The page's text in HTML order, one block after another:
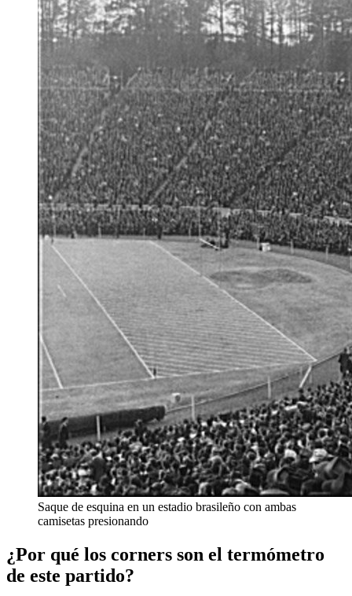
Saque de esquina en un estadio brasileño con ambas
camisetas presionando
¿Por qué los corners son el termómetro
de este partido?